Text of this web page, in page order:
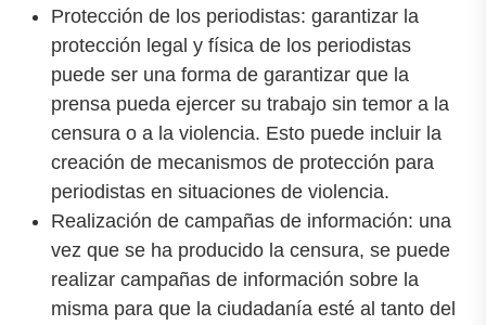
Protección de los periodistas: garantizar la
protección legal y física de los periodistas
puede ser una forma de garantizar que la
prensa pueda ejercer su trabajo sin temor a la
censura o a la violencia. Esto puede incluir la
creación de mecanismos de protección para
periodistas en situaciones de violencia.
Realización de campañas de información: una
vez que se ha producido la censura, se puede
realizar campañas de información sobre la
misma para que la ciudadanía esté al tanto del